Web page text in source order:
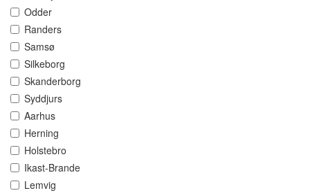
Odder
Randers
Samsø
Silkeborg
Skanderborg
Syddjurs
Aarhus
Herning
Holstebro
Ikast-Brande
Lemvig